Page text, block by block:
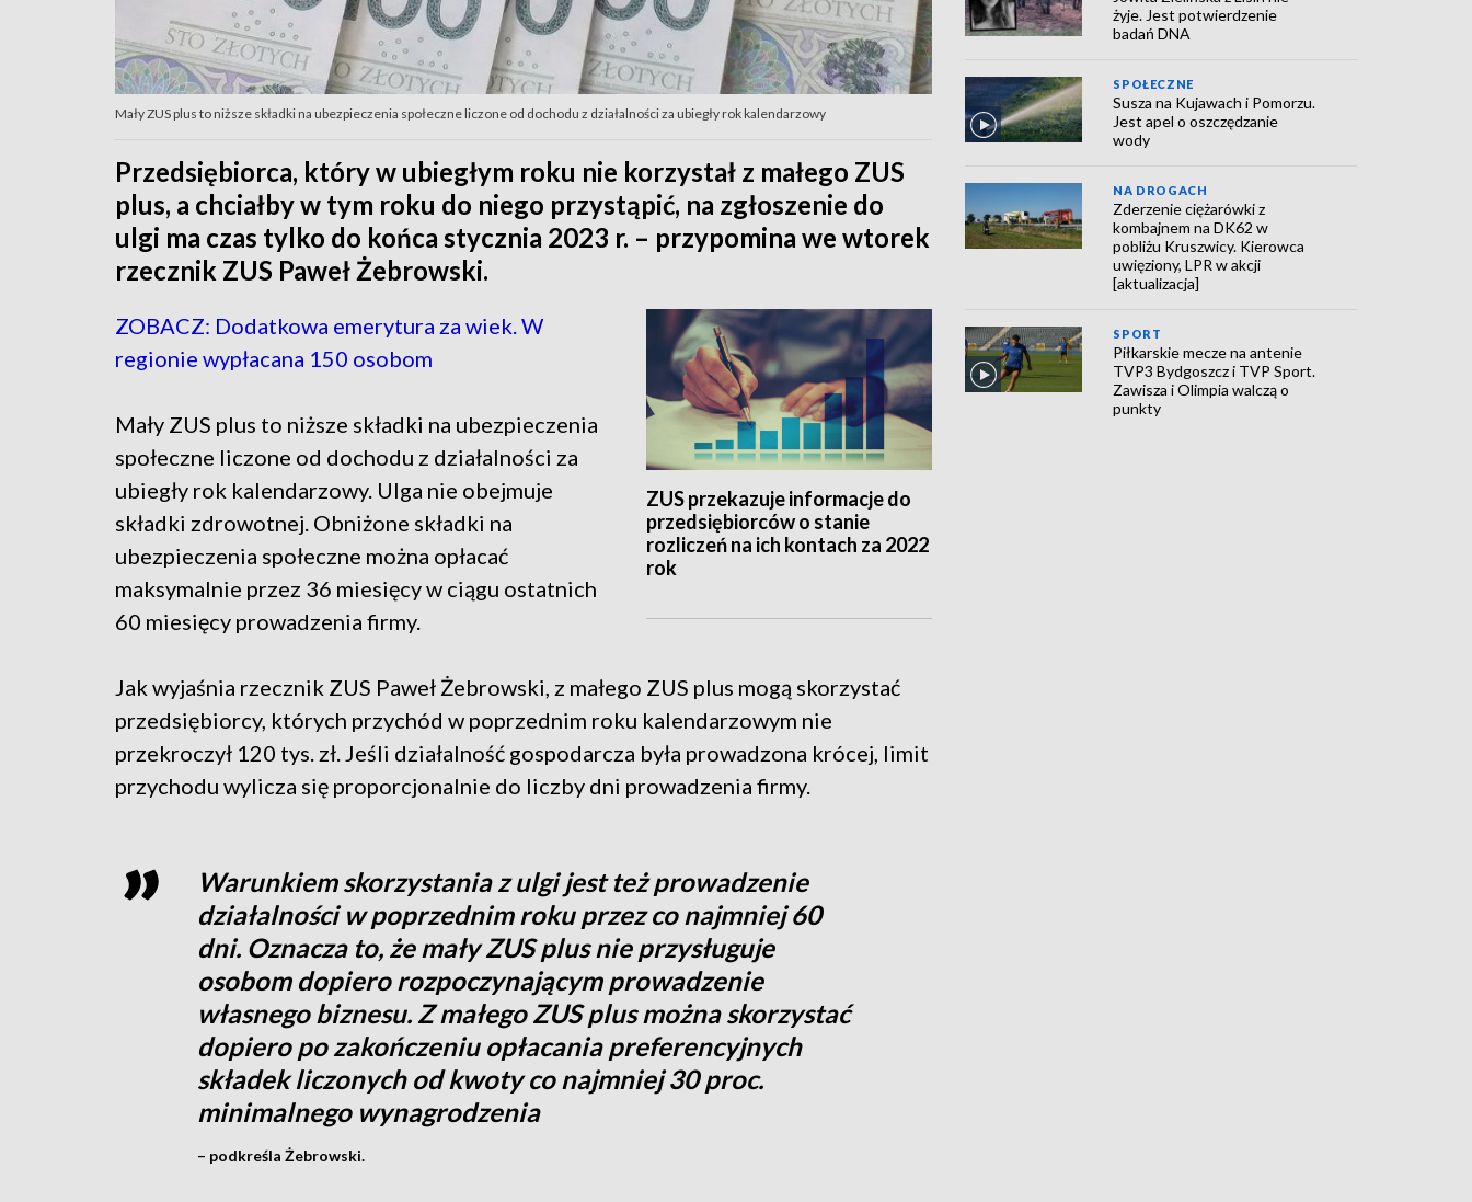
Mały ZUS plus to niższe składki na ubezpieczenia społeczne liczone od dochodu z działalności za ubiegły rok kalendarzowy
Przedsiębiorca, który w ubiegłym roku nie korzystał z małego ZUS
plus, a chciałby w tym roku do niego przystąpić, na zgłoszenie do
ulgi ma czas tylko do końca stycznia 2023 r. – przypomina we wtorek
rzecznik ZUS Paweł Żebrowski.
ZUS przekazuje informacje do
przedsiębiorców o stanie
rozliczeń na ich kontach za 2022
rok
ZOBACZ: Dodatkowa emerytura za wiek. W
regionie wypłacana 150 osobom
Mały ZUS plus to niższe składki na ubezpieczenia
społeczne liczone od dochodu z działalności za
ubiegły rok kalendarzowy. Ulga nie obejmuje
składki zdrowotnej. Obniżone składki na
ubezpieczenia społeczne można opłacać
maksymalnie przez 36 miesięcy w ciągu ostatnich
60 miesięcy prowadzenia firmy.
Jak wyjaśnia rzecznik ZUS Paweł Żebrowski, z małego ZUS plus mogą skorzystać
przedsiębiorcy, których przychód w poprzednim roku kalendarzowym nie
przekroczył 120 tys. zł. Jeśli działalność gospodarcza była prowadzona krócej, limit
przychodu wylicza się proporcjonalnie do liczby dni prowadzenia firmy.
Warunkiem skorzystania z ulgi jest też prowadzenie
działalności w poprzednim roku przez co najmniej 60
dni. Oznacza to, że mały ZUS plus nie przysługuje
osobom dopiero rozpoczynającym prowadzenie
własnego biznesu. Z małego ZUS plus można skorzystać
dopiero po zakończeniu opłacania preferencyjnych
składek liczonych od kwoty co najmniej 30 proc.
minimalnego wynagrodzenia
– podkreśla Żebrowski.
żyje. Jest potwierdzenie
badań DNA
SPOŁECZNE
Susza na Kujawach i Pomorzu.
Jest apel o oszczędzanie
wody
NA DROGACH
Zderzenie ciężarówki z
kombajnem na DK62 w
pobliżu Kruszwicy. Kierowca
uwięziony, LPR w akcji
[aktualizacja]
SPORT
Piłkarskie mecze na antenie
TVP3 Bydgoszcz i TVP Sport.
Zawisza i Olimpia walczą o
punkty